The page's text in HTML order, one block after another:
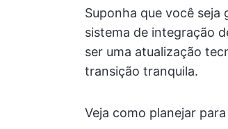
Suponha que você
sistema de integração
ser uma atualização
transição tranquila.
Veja como planejar para